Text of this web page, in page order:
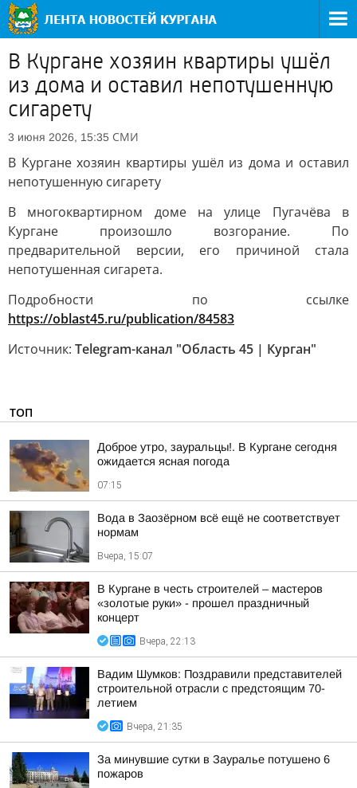
В Кургане хозяин квартиры ушёл
из дома и оставил непотушенную
сигарету
3 июня 2026, 15:35 СМИ
В Кургане хозяин квартиры ушёл из дома и оставил
непотушенную сигарету
В многоквартирном доме на улице Пугачёва в
Кургане произошло возгорание. По
предварительной версии, его причиной стала
непотушенная сигарета.
Подробности по ссылке
https://oblast45.ru/publication/84583
Источник: Telegram-канал "Область 45 | Курган"
ТОП
Доброе утро, зауральцы!. В Кургане сегодня
ожидается ясная погода
07:15
Вода в Заозёрном всё ещё не соответствует
нормам
Вчера, 15:07
В Кургане в честь строителей – мастеров
«золотые руки» - прошел праздничный
концерт
Вчера, 22:13
Вадим Шумков: Поздравили представителей
строительной отрасли с предстоящим 70-
летием
Вчера, 21:35
За минувшие сутки в Зауралье потушено 6
пожаров